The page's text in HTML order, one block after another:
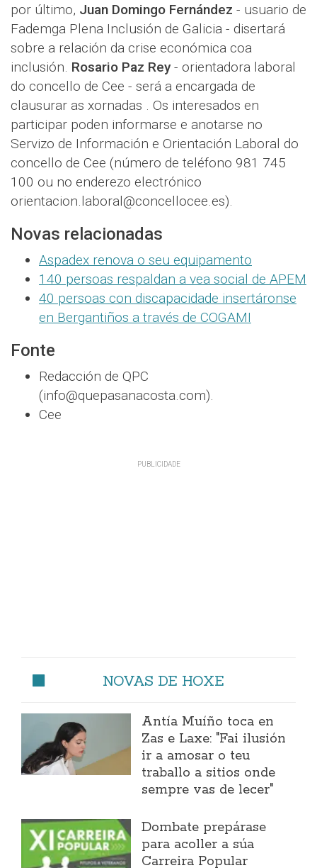
por último, Juan Domingo Fernández - usuario de
Fademga Plena Inclusión de Galicia - disertará
sobre a relación da crise económica coa
inclusión. Rosario Paz Rey- orientadora laboral
do concello de Cee - será a encargada de
clausurar as xornadas . Os interesados en
participar poden informarse e anotarse no
Servizo de Información e Orientación Laboral do
concello de Cee (número de teléfono 981 745
100 ou no enderezo electrónico
orientacion.laboral@concellocee.es).
Novas relacionadas
Aspadex renova o seu equipamento
140 persoas respaldan a vea social de APEM
40 persoas con discapacidade insertáronse
en Bergantiños a través de COGAMI
Fonte
Redacción de QPC
(info@quepasanacosta.com).
Cee
NOVAS DE HOXE
Antía Muíño toca en
Zas e Laxe: "Fai ilusión
ir a amosar o teu
traballo a sitios onde
sempre vas de lecer"
Dombate prepárase
para acoller a súa
Carreira Popular